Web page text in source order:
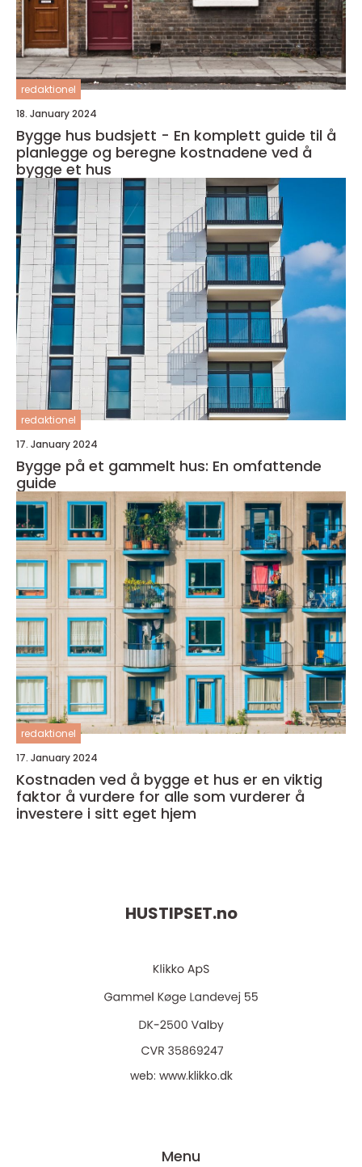
redaktionel
18. January 2024
Bygge hus budsjett - En komplett guide til å
planlegge og beregne kostnadene ved å
bygge et hus
redaktionel
17. January 2024
Bygge på et gammelt hus: En omfattende
guide
redaktionel
17. January 2024
Kostnaden ved å bygge et hus er en viktig
faktor å vurdere for alle som vurderer å
investere i sitt eget hjem
HUSTIPSET.no
web: www.klikko.dk
Menu